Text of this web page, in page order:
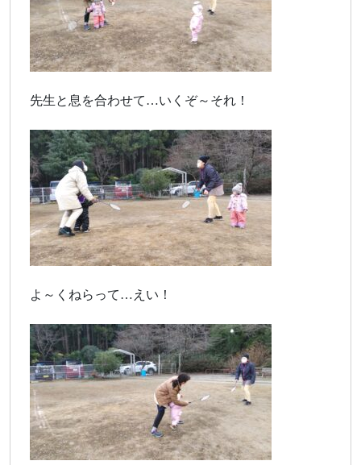
先生と息を合わせて…いくぞ～それ！
よ～くねらって…えい！